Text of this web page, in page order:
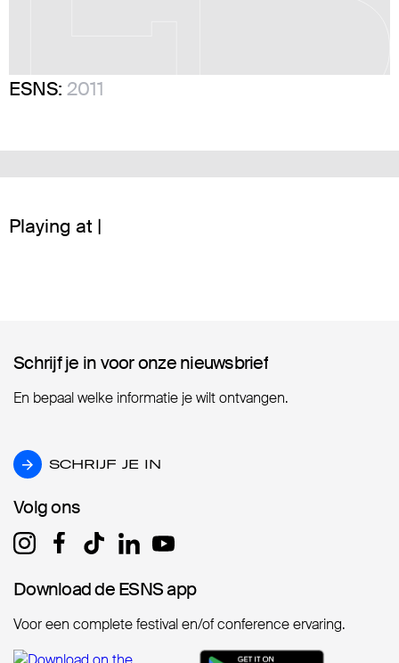
ESNS: 2011
Playing at |
Schrijf je in voor onze nieuwsbrief
Schrijf je in voor onze nieuwsbrief
En bepaal welke informatie je wilt ontvangen.
SCHRIJF JE IN
SCHRIJF JE IN
Volg ons
Volg ons
Download de ESNS app
Download de ESNS app
Voor een complete festival en/of conference ervaring.